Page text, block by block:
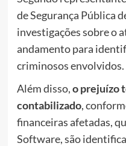
de Segurança Pública
investigações sobre o
andamento para
criminosos envolvidos.
Além disso,o prejuízo
contabilizado,
financeiras afetadas,
Software, são